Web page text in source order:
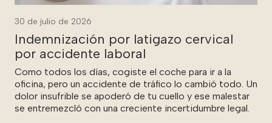
30 de julio de 2026
Indemnización por latigazo cervical
por accidente laboral
Como todos los días, cogiste el coche para ir a la
oficina, pero un accidente de tráfico lo cambió todo. Un
dolor insufrible se apoderó de tu cuello y ese malestar
se entremezcló con una creciente incertidumbre legal.